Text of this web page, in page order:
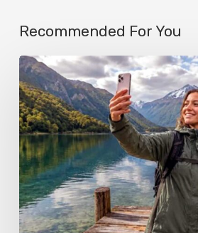
Recommended For You
Los
celulares
que
ya
se
conectan
a
los